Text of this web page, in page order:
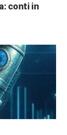
conti in